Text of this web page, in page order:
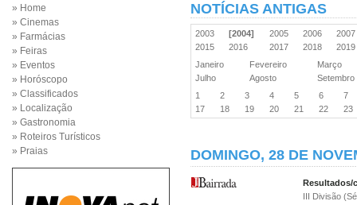
» Home
» Cinemas
» Farmácias
» Feiras
» Eventos
» Horóscopo
» Classificados
» Localização
» Gastronomia
» Roteiros Turísticos
» Praias
NOTÍCIAS ANTIGAS
2003 [2004] 2005 2006
2015
2016 2017 2018
Janeiro
Fevereiro
Março
Julho
Agosto
1
2 3 4 5 6
7
17
18 19 20 21 22 23
DOMINGO, 28 DE
Resultados/
III Divisão